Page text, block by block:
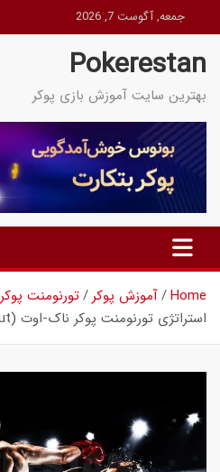
to
content
جمعه, آگوست 7, 2026
Pokerestan
بهترین سایت آموزش بازی پوکر
Home آموزش پوکر
تورنومنت پوکر
استراتژی تورنومنت پوکر ناک-اوت (Knockout)